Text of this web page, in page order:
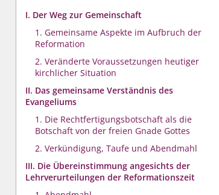
I. Der Weg zur Gemeinschaft
1. Gemeinsame Aspekte im Aufbruch der
Reformation
2. Veränderte Voraussetzungen heutiger
kirchlicher Situation
II. Das gemeinsame Verständnis des
Evangeliums
1. Die Rechtfertigungsbotschaft als die
Botschaft von der freien Gnade Gottes
2. Verkündigung, Taufe und Abendmahl
III. Die Übereinstimmung angesichts der
Lehrverurteilungen der Reformationszeit